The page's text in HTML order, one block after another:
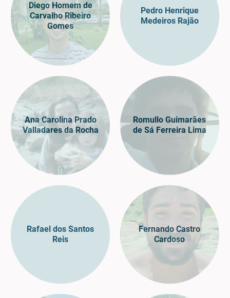
Diego Homem de
Carvalho Ribeiro
Gomes
Pedro Henrique
Medeiros Rajão
Ana Carolina Prado
Valladares da Rocha
Romullo Guimarães
de Sá Ferreira Lima
Rafael dos Santos
Reis
Fernando Castro
Cardoso